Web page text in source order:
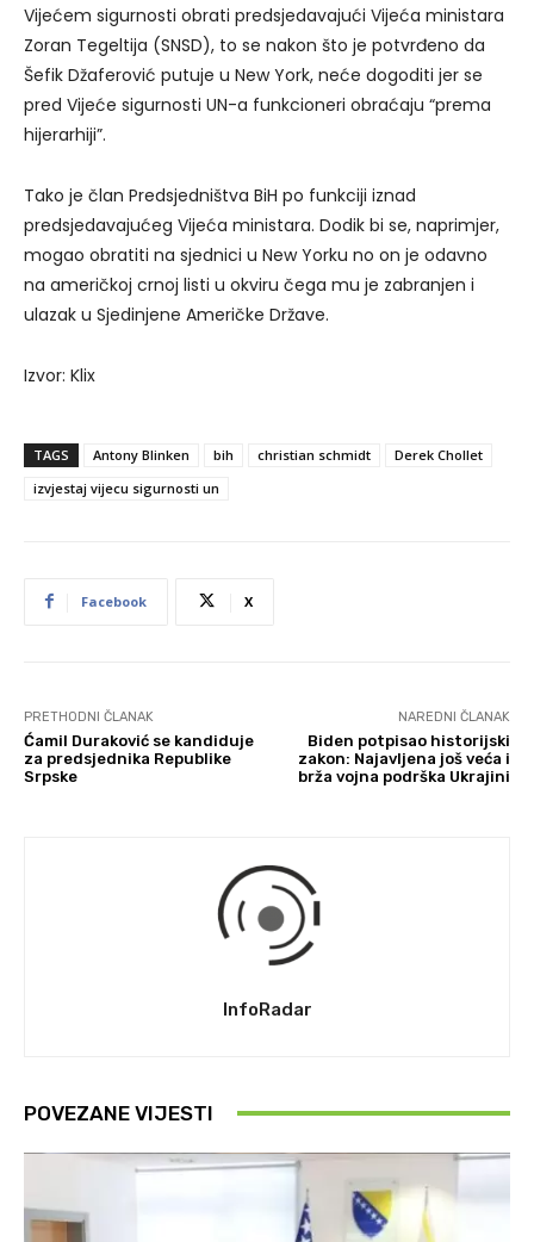
Vijećem sigurnosti obrati predsjedavajući Vijeća ministara
Zoran Tegeltija (SNSD), to se nakon što je potvrđeno da
Šefik Džaferović putuje u New York, neće dogoditi jer se
pred Vijeće sigurnosti UN-a funkcioneri obraćaju “prema
hijerarhiji”.
Tako je član Predsjedništva BiH po funkciji iznad
predsjedavajućeg Vijeća ministara. Dodik bi se, naprimjer,
mogao obratiti na sjednici u New Yorku no on je odavno
na američkoj crnoj listi u okviru čega mu je zabranjen i
ulazak u Sjedinjene Američke Države.
Izvor: Klix
TAGS Antony Blinken bih christian schmidt
Derek Chollet
izvjestaj vijecu sigurnosti un
Facebook X
PRETHODNI ČLANAK
Ćamil Duraković se kandiduje
za predsjednika Republike
Srpske
NAREDNI ČLANAK
Biden potpisao historijski
zakon: Najavljena još veća i
brža vojna podrška Ukrajini
InfoRadar
POVEZANE VIJESTI